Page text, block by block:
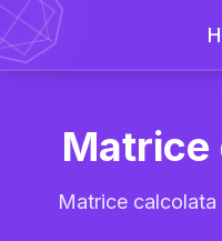
Matrice
Matrice calcolata